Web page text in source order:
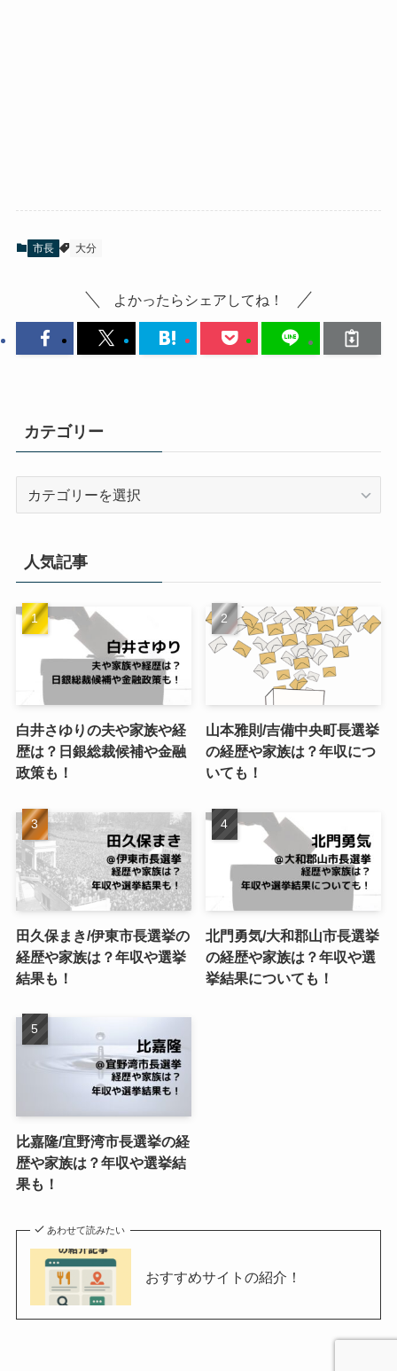
市長 大分
よかったらシェアしてね！
カテゴリー
ー
人気記事
白井さゆりの夫や家族や経
歴は？日銀総裁候補や金融
政策も！
山本雅則/吉備中央町長選挙
の経歴や家族は？年収につ
いても！
田久保まき/伊東市長選挙の
経歴や家族は？年収や選挙
結果も！
北門勇気/大和郡山市長選挙
の経歴や家族は？年収や選
挙結果についても！
比嘉隆/宜野湾市長選挙の経
歴や家族は？年収や選挙結
果も！
あわせて読みたい
おすすめサイトの紹介！